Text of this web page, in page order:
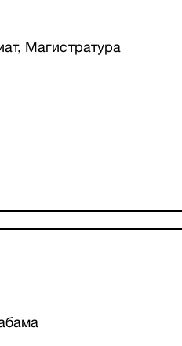
Магистратура